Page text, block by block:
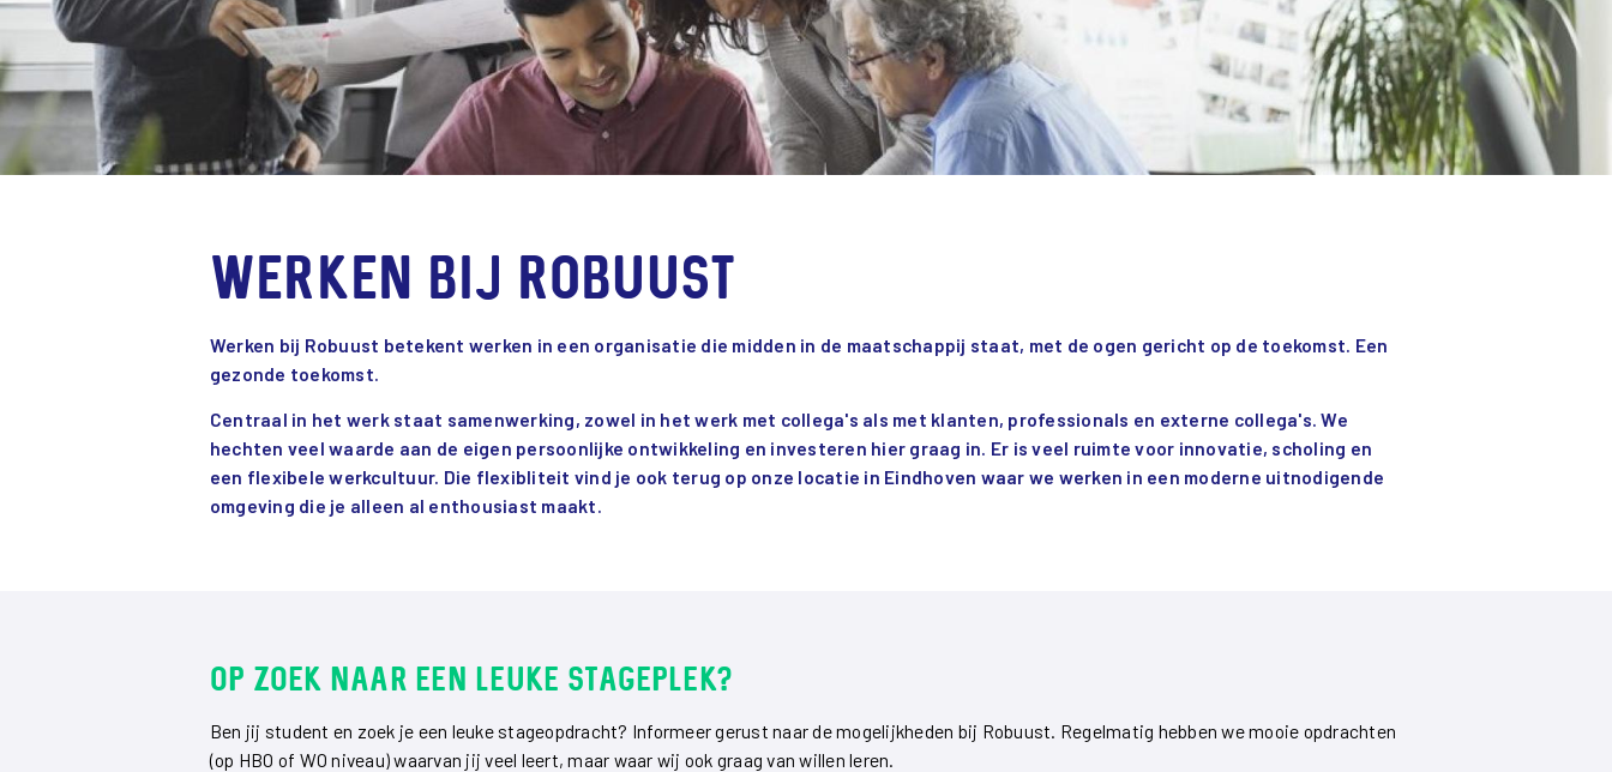
Werken bij Robuust
Werken bij Robuust betekent werken in een organisatie die midden in de maatschappij staat, met de ogen gericht op de toekomst. Een
gezonde toekomst.
Centraal in het werk staat samenwerking, zowel in het werk met collega's als met klanten, professionals en externe collega's. We
hechten veel waarde aan de eigen persoonlijke ontwikkeling en investeren hier graag in. Er is veel ruimte voor innovatie, scholing en
een flexibele werkcultuur. Die flexibliteit vind je ook terug op onze locatie in Eindhoven waar we werken in een moderne uitnodigende
omgeving die je alleen al enthousiast maakt.
Op zoek naar een leuke stageplek?
Ben jij student en zoek je een leuke stageopdracht? Informeer gerust naar de mogelijkheden bij Robuust. Regelmatig hebben we mooie opdrachten
(op HBO of WO niveau) waarvan jij veel leert, maar waar wij ook graag van willen leren.